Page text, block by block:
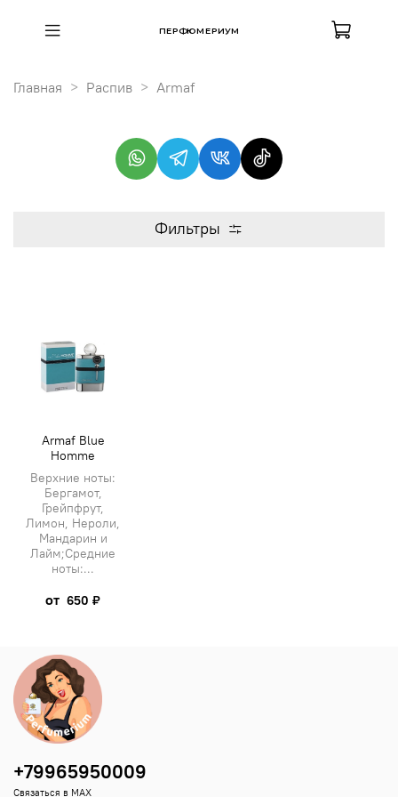
ПЕРФЮМЕРИУМ
Главная Распив Armaf
Фильтры
Armaf Blue
Homme
Верхние ноты:
Бергамот,
Грейпфрут,
Лимон, Нероли,
Мандарин и
Лайм;Средние
ноты:...
от 650 ₽
+79965950009
Связаться в MAX